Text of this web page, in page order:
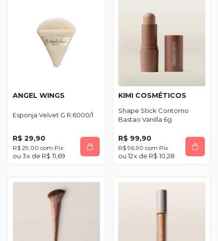
ANGEL WINGS
Esponja Velvet G R.6000/1
R$ 29,90
R$ 29,00 com Pix
3x de R$ 11,69
KIMI COSMÉTICOS
Shape Stick Contorno
Bastao Vanilla 6g
R$ 99,90
R$ 96,90 com Pix
12x de R$ 10,28